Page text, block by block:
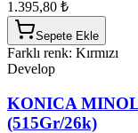
1.395,80 ₺
Sepete Ekle
Farklı renk: Kırmızı
Develop
KONICA
(515Gr/26k)